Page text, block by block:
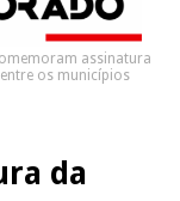
assinatura
os municípios
da